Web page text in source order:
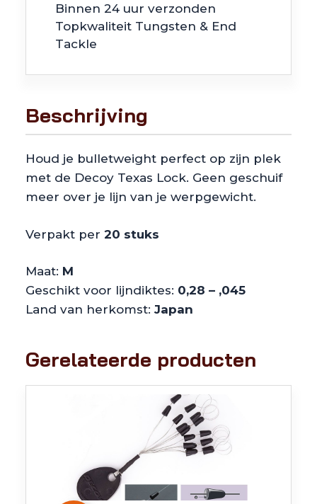
Binnen 24 uur verzonden
Topkwaliteit Tungsten & End
Tackle
Beschrijving
Houd je bulletweight perfect op zijn plek
met de Decoy Texas Lock. Geen geschuif
meer over je lijn van je werpgewicht.
Verpakt per 20 stuks
Maat: M
Geschikt voor lijndiktes: 0,28 – ,045
Land van herkomst: Japan
Gerelateerde producten